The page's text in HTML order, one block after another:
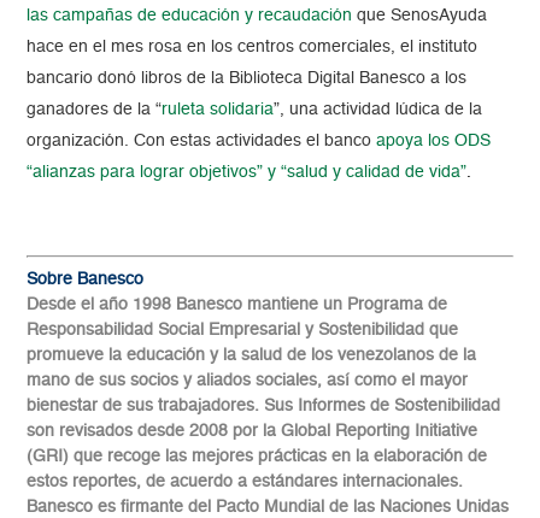
las campañas de educación y recaudación que SenosAyuda
hace en el mes rosa en los centros comerciales, el instituto
bancario donó libros de la Biblioteca Digital Banesco a los
ganadores de la “ruleta solidaria”, una actividad lúdica de la
organización. Con estas actividades el banco apoya los ODS
“alianzas para lograr objetivos” y “salud y calidad de vida”.
Sobre Banesco
Desde el año 1998 Banesco mantiene un Programa de
Responsabilidad Social Empresarial y Sostenibilidad que
promueve la educación y la salud de los venezolanos de la
mano de sus socios y aliados sociales, así como el mayor
bienestar de sus trabajadores. Sus Informes de Sostenibilidad
son revisados desde 2008 por la Global Reporting Initiative
(GRI) que recoge las mejores prácticas en la elaboración de
estos reportes, de acuerdo a estándares internacionales.
Banesco es firmante del Pacto Mundial de las Naciones Unidas